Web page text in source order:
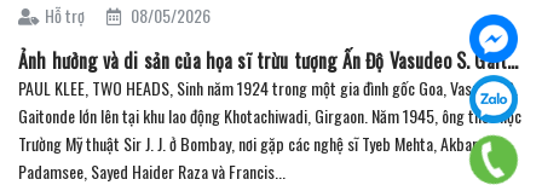
Hỗ trợ 08/05/2026
Ảnh hưởng và di sản của họa sĩ trừu tượng Ấn Độ Vasudeo S. Gaitonde ( Phần 1 )
PAUL KLEE, TWO HEADS, Sinh năm 1924 trong một gia đình gốc Goa, Vasudeo S.
Gaitonde lớn lên tại khu lao động Khotachiwadi, Girgaon. Năm 1945, ông theo học
Trường Mỹ thuật Sir J. J. ở Bombay, nơi gặp các nghệ sĩ Tyeb Mehta, Akbar
Padamsee, Sayed Haider Raza và Francis...